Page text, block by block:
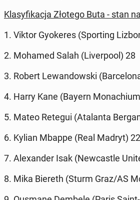
Klasy­fikac­ja Złotego Buta - stan
1. Viktor Gyok­eres (Sport­ing
2. Mohamed Salah (Liv­er­pool) 28
3. Robert Lewandows­ki
4. Harry Kane (Bayern
5. Mateo Retegui (Ata­lan­ta
6. Kylian Mbappe (Real Madryt) 22
7. Alexan­der Isak (New­cas­tle
8. Mika Biereth (Sturm Graz/AS